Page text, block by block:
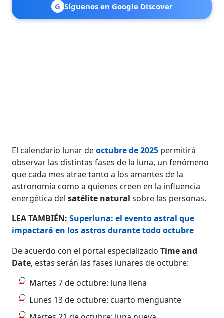
G Síguenos en Google Discover
El calendario lunar deoctubre de 2025 permitirá
observar las distintas fases de la luna, un fenómeno
que cada mes atrae tanto a los amantes de la
astronomía como a quienes creen en la influencia
energética delsatélite natural sobre las personas.
LEA TAMBIÉN: Superluna: el evento astral que
impactará en los astros durante todo octubre
De acuerdo con el portal especializadoTime and
Date, estas serán las fases lunares de octubre:
Martes 7 de octubre: luna llena
Lunes 13 de octubre: cuarto menguante